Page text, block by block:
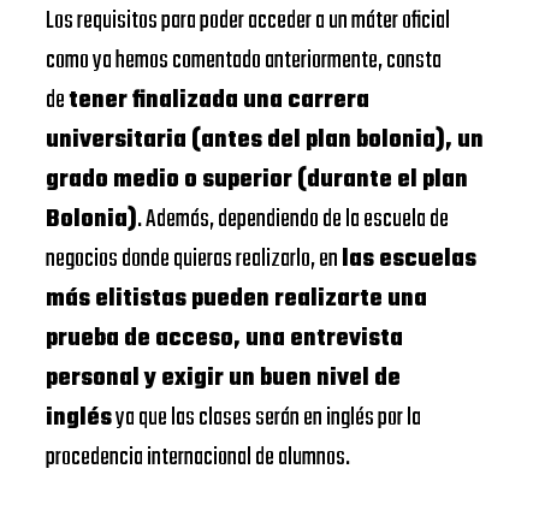
Los requisitos para poder acceder a un máter oficial
como ya hemos comentado anteriormente, consta
detener finalizada una carrera
universitaria (antes del plan bolonia), un
grado medio o superior (durante el plan
Bolonia). Además, dependiendo de la escuela de
negocios donde quieras realizarlo, enlas escuelas
más elitistas pueden realizarte una
prueba de acceso, una entrevista
personal y exigir un buen nivel de
inglésya que las clases serán en inglés por la
procedencia internacional de alumnos.